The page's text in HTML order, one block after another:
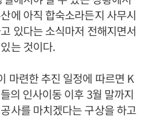
에 아직 합숙소라든지 사무시
있다는 소식마저 전해지면서
는 것이다.
마련한 추진 일정에 따르면 K
의 인사이동 이후 3월 말까지
사를 마치겠다는 구상을 하고